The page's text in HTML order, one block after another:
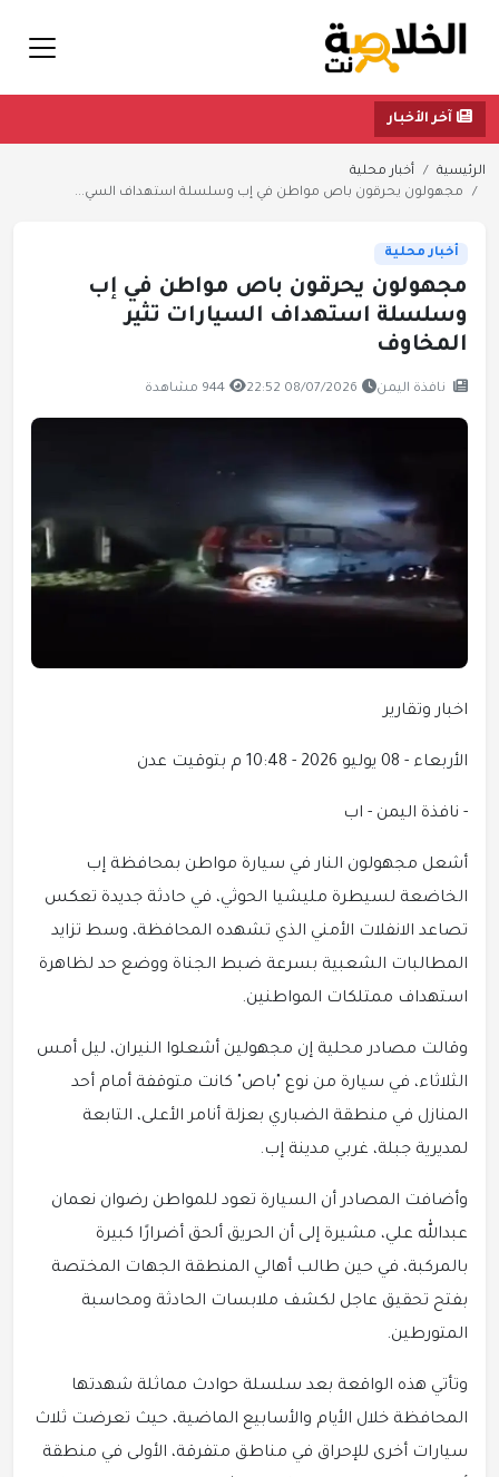
آخر الأخبار
الرئيسية
أخبار محلية
مجهولون يحرقون باص مواطن في إب وسلسلة استهداف السي...
أخبار محلية
مجهولون يحرقون باص مواطن في إب
وسلسلة استهداف السيارات تثير
المخاوف
نافذة اليمن 08/07/2026 22:52 944 مشاهدة
اخبار وتقارير
الأربعاء - 08 يوليو 2026 - 10:48 م بتوقيت عدن
- نافذة اليمن - اب
أشعل مجهولون النار في سيارة مواطن بمحافظة إب
الخاضعة لسيطرة مليشيا الحوثي، في حادثة جديدة تعكس
تصاعد الانفلات الأمني الذي تشهده المحافظة، وسط تزايد
المطالبات الشعبية بسرعة ضبط الجناة ووضع حد لظاهرة
استهداف ممتلكات المواطنين.
وقالت مصادر محلية إن مجهولين أشعلوا النيران، ليل أمس
الثلاثاء، في سيارة من نوع "باص" كانت متوقفة أمام أحد
المنازل في منطقة الضباري بعزلة أنامر الأعلى، التابعة
لمديرية جبلة، غربي مدينة إب.
وأضافت المصادر أن السيارة تعود للمواطن رضوان نعمان
عبدالله علي، مشيرة إلى أن الحريق ألحق أضرارًا كبيرة
بالمركبة، في حين طالب أهالي المنطقة الجهات المختصة
بفتح تحقيق عاجل لكشف ملابسات الحادثة ومحاسبة
المتورطين.
وتأتي هذه الواقعة بعد سلسلة حوادث مماثلة شهدتها
المحافظة خلال الأيام والأسابيع الماضية، حيث تعرضت ثلاث
سيارات أخرى للإحراق في مناطق متفرقة، الأولى في منطقة